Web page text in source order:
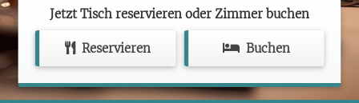
Jetzt Tisch reservieren oder Zimmer buchen
Reservieren Buchen